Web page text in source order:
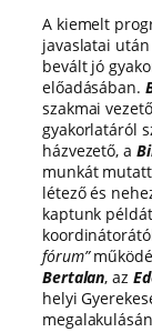
A kiemelt
javaslatai
bevált jó
előadásában.
szakmai
gyakorlatáról
házvezető, a
munkát
létező és
kaptunk példát
fórum”
Bertalan, az
helyi